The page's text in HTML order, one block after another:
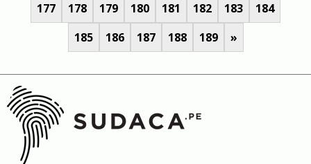
177
178 179 180 181 182 183
184
185
186 187 188 189 »